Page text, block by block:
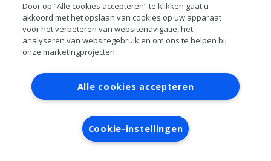
Contact Account aanvragen
Inloggen
RAI bestanden
Privacy
Algemene
voorwaarden
Verwerkersovereenkomst
Door op “Alle cookies accepteren” te klikken gaat u
akkoord met het opslaan van cookies op uw apparaat
voor het verbeteren van websitenavigatie, het
analyseren van websitegebruik en om ons te helpen bij
onze marketingprojecten.
Alle cookies accepteren
Cookie-instellingen